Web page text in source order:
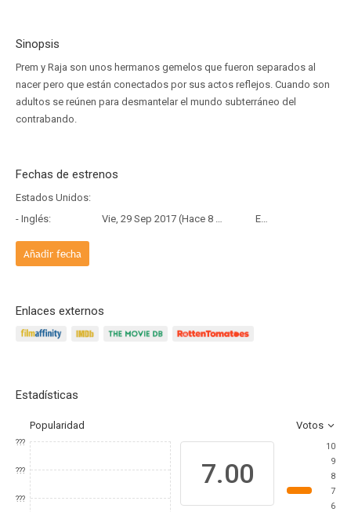
Sinopsis
Prem y Raja son unos hermanos gemelos que fueron separados al
nacer pero que están conectados por sus actos reflejos. Cuando son
adultos se reúnen para desmantelar el mundo subterráneo del
contrabando.
Fechas de estrenos
Estados Unidos:
- Inglés:
Vie, 29 Sep 2017 (Hace 8 años y 10 meses) Estreno
Añadir fecha
Enlaces externos
Estadísticas
Popularidad Votos
???
???
???
7.00
10
9
8
7
6